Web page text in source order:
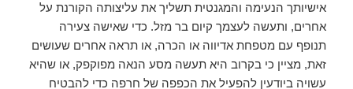
אישיותך הנעימה והמגנטית תשליך את עליצותה הקורנת על
אחרים, ותעשה לעצמך קיום בר מזל. כדי שאישה צעירה
תנופף עם מטפחת אדיווה או הכרה, או תראה אחרים שעושים
זאת, מציין כי בקרוב היא תעשה מסע הנאה מפוקפק, או שהיא
עשויה ביודעין להפעיל את הכפפה של חרפה כדי להבטיח